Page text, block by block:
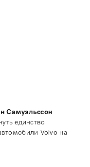
Самуэльссон
единство
Volvo на